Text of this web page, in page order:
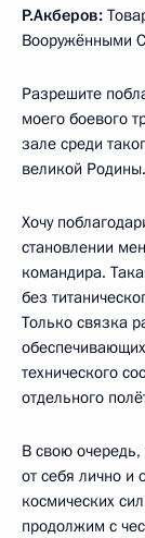
Р.Акберов:
Вооружёнными
Разрешите
моего боевого
зале среди
великой Родины.
Хочу
становлении
командира.
без
Только связка
технического
отдельного
В свою
от себя лично и
космических
продолжим с